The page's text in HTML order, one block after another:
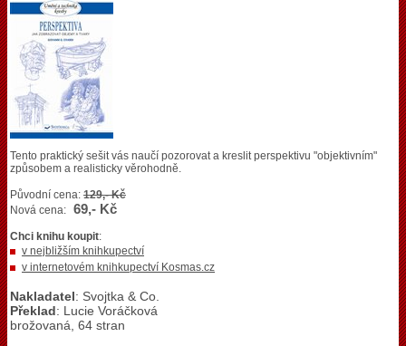
Tento praktický sešit vás naučí pozorovat a kreslit perspektivu "objektivním"
způsobem a realisticky věrohodně.
Původní cena: 129,- Kč
Nová cena: 69,- Kč
Chci knihu koupit:
v nejbližším knihkupectví
v internetovém knihkupectví Kosmas.cz
Nakladatel: Svojtka & Co.
Překlad: Lucie Voráčková
brožovaná, 64 stran